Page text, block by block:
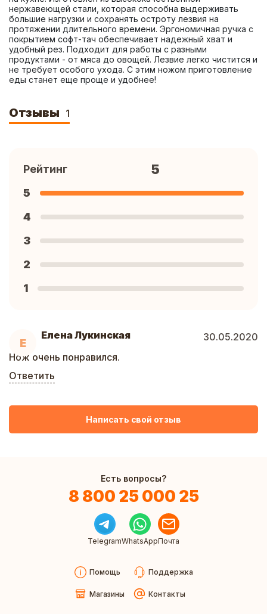
нержавеющей стали, которая способна выдерживать
большие нагрузки и сохранять остроту лезвия на
протяжении длительного времени. Эргономичная ручка с
покрытием софт-тач обеспечивает надежный хват и
удобный рез. Подходит для работы с разными
продуктами - от мяса до овощей. Лезвие легко чистится и
не требует особого ухода. С этим ножом приготовление
еды станет еще проще и удобнее!
Отзывы 1
Е
Елена Лукинская
30.05.2020
Нож очень понравился.
Ответить
Рейтинг 5
5
4
3
2
1
Написать свой отзыв
Есть вопросы?
8 800 25 000 25
TelegramWhatsAppПочта
Помощь Поддержка
Магазины Контакты